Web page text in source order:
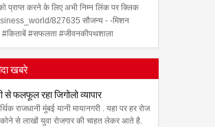
प्राप्त करने के लिए अभी निम्न लिंक पर क्लिक
827635 सौजन्य - -मिशन
#किताबें #सफलता #जीवनकीपथशाला
खबरे
फलफूल रहा जिगोलो व्यापार
राजधानी मुंबई यानी मायानगरी . यहा पर हर रोज
से लाखों युवा रोजगार की चाहत लेकर आते है.